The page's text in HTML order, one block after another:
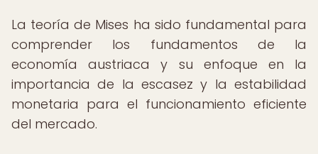
La teoría de Mises ha sido fundamental para
comprender los fundamentos de la
economía austriaca y su enfoque en la
importancia de la escasez y la estabilidad
monetaria para el funcionamiento eficiente
del mercado.